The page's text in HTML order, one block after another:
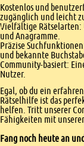
Kostenlos und
zugänglich und leicht
Vielfältige Rätselarten:
und Anagramme.
Präzise
und bekannte
Community-basiert:
Nutzer.
Egal, ob du ein
Rätselhilfe ist das
helfen. Tritt unserer
Fähigkeiten mit
Fang noch heute an